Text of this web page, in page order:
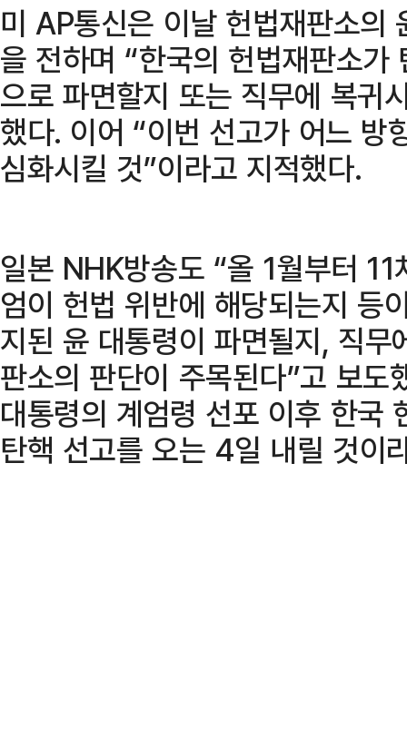
미 AP통신은 이날 헌법재판소의
을 전하며 “한국의 헌법재판소
으로 파면할지 또는 직무에 복귀
했다. 이어 “이번 선고가 어느 방
심화시킬 것”이라고 지적했다.
일본 NHK방송도 “올 1월부터
엄이 헌법 위반에 해당되는지 등
지된 윤 대통령이 파면될지, 직
판소의 판단이 주목된다”고 보
대통령의 계엄령 선포 이후 한국
탄핵 선고를 오는 4일 내릴 것이